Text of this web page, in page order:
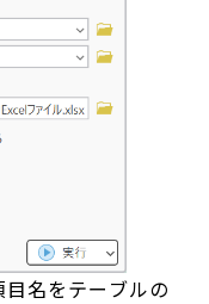
名をテーブルの